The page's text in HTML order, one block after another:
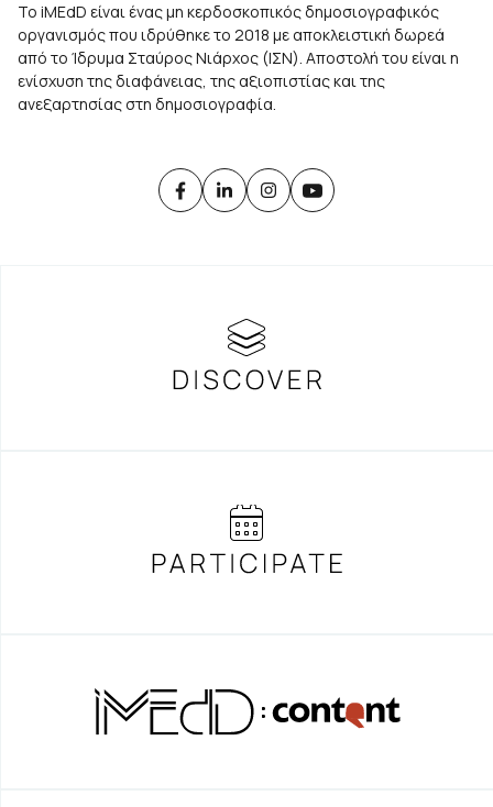
Το iMEdD είναι ένας μη κερδοσκοπικός δημοσιογραφικός
οργανισμός που ιδρύθηκε το 2018 με αποκλειστική δωρεά
από το Ίδρυμα Σταύρος Νιάρχος (ΙΣΝ). Αποστολή του είναι η
ενίσχυση της διαφάνειας, της αξιοπιστίας και της
ανεξαρτησίας στη δημοσιογραφία.